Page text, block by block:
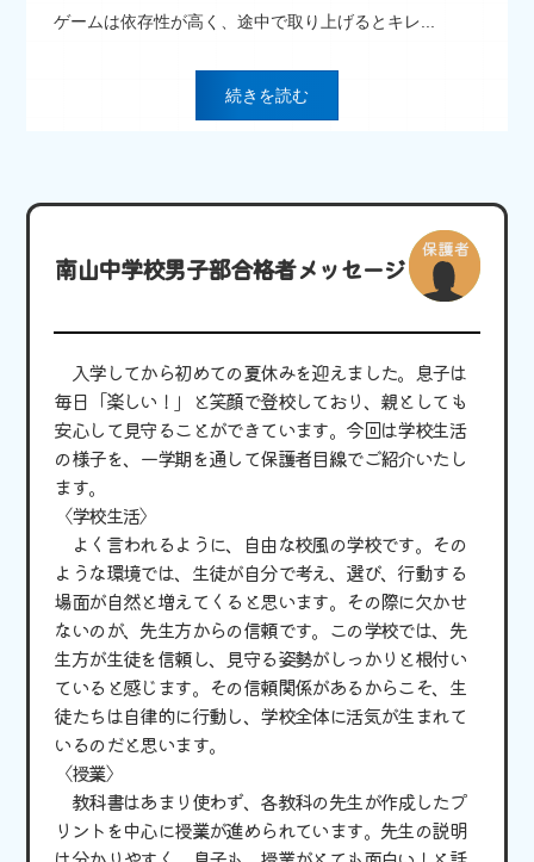
ゲームは依存性が高く、途中で取り上げるとキレ...
続きを読む
南山中学校男子部合格者メッセージ
入学してから初めての夏休みを迎えました。息子は
毎日「楽しい！」と笑顔で登校しており、親としても
安心して見守ることができています。今回は学校生活
の様子を、一学期を通して保護者目線でご紹介いたし
ます。
〈学校生活〉
よく言われるように、自由な校風の学校です。その
ような環境では、生徒が自分で考え、選び、行動する
場面が自然と増えてくると思います。その際に欠かせ
ないのが、先生方からの信頼です。この学校では、先
生方が生徒を信頼し、見守る姿勢がしっかりと根付い
ていると感じます。その信頼関係があるからこそ、生
徒たちは自律的に行動し、学校全体に活気が生まれて
いるのだと思います。
〈授業〉
教科書はあまり使わず、各教科の先生が作成したプ
リントを中心に授業が進められています。先生の説明